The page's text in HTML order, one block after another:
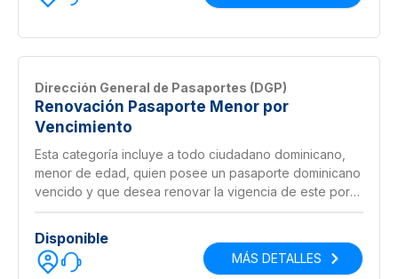
Dirección General de Pasaportes (DGP)
Renovación Pasaporte Menor por
Vencimiento
Esta categoría incluye a todo ciudadano dominicano,
menor de edad, quien posee un pasaporte dominicano
vencido y que desea renovar la vigencia de este por
medio del cambio de libreta.
Disponible
MÁS DETALLES